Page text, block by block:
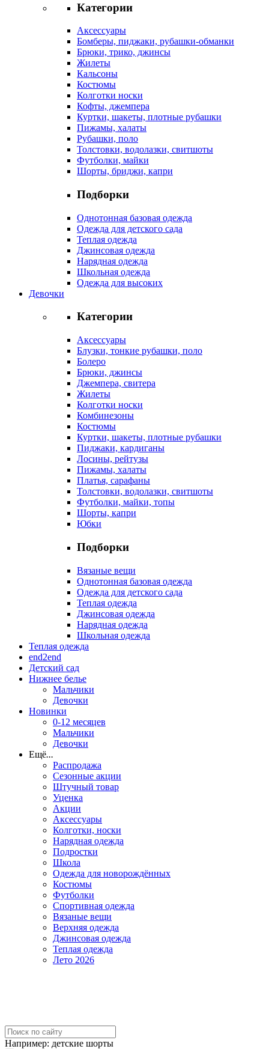
Категории
Аксессуары
Бомберы, пиджаки, рубашки-обманки
Брюки, трико, джинсы
Жилеты
Кальсоны
Костюмы
Колготки носки
Кофты, джемпера
Куртки, шакеты, плотные рубашки
Пижамы, халаты
Рубашки, поло
Толстовки, водолазки, свитшоты
Футболки, майки
Шорты, бриджи, капри
Подборки
Однотонная базовая одежда
Одежда для детского сада
Теплая одежда
Джинсовая одежда
Нарядная одежда
Школьная одежда
Одежда для высоких
Девочки
Категории
Аксессуары
Блузки, тонкие рубашки, поло
Болеро
Брюки, джинсы
Джемпера, свитера
Жилеты
Колготки носки
Комбинезоны
Костюмы
Куртки, шакеты, плотные рубашки
Пиджаки, кардиганы
Лосины, рейтузы
Пижамы, халаты
Платья, сарафаны
Толстовки, водолазки, свитшоты
Футболки, майки, топы
Шорты, капри
Юбки
Подборки
Вязаные вещи
Однотонная базовая одежда
Одежда для детского сада
Теплая одежда
Джинсовая одежда
Нарядная одежда
Школьная одежда
Теплая одежда
end2end
Детский сад
Нижнее белье
Мальчики
Девочки
Новинки
0-12 месяцев
Мальчики
Девочки
Ещё...
Распродажа
Сезонные акции
Штучный товар
Уценка
Акции
Аксессуары
Колготки, носки
Нарядная одежда
Подростки
Школа
Одежда для новорождённых
Костюмы
Футболки
Спортивная одежда
Вязаные вещи
Верхняя одежда
Джинсовая одежда
Теплая одежда
Лето 2026
Например: детские шорты